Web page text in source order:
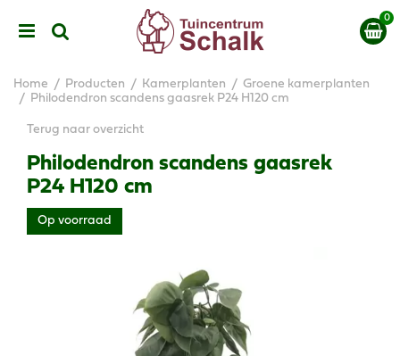
Home Producten Kamerplanten
Groene kamerplanten
Philodendron scandens gaasrek P24 H120 cm
Terug naar overzicht
Philodendron scandens gaasrek
P24 H120 cm
Op voorraad